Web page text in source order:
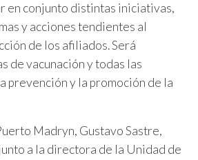
en conjunto distintas iniciativas,
y acciones tendientes al
de los afiliados. Será
de vacunación y todas las
prevención y la promoción de la
Madryn, Gustavo Sastre,
a la directora de la Unidad de